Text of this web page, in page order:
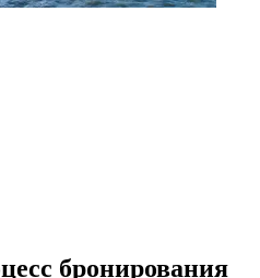
бронирования